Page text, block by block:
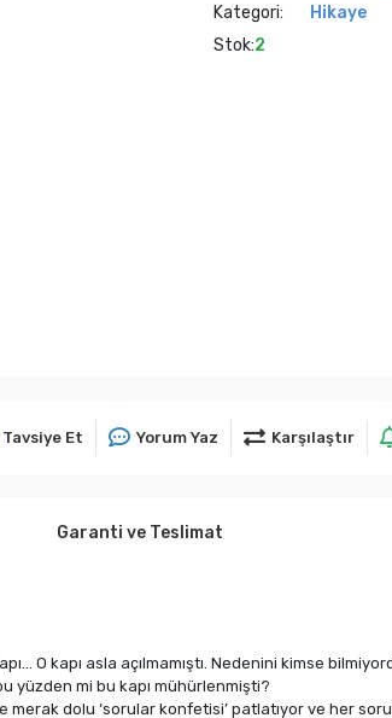
Kategori:
Hikaye
Stok:2
Tavsiye Et Yorum Yaz Karşılaştır
Garanti ve Teslimat
O kapı asla açılmamıştı. Nedenini kimse
yüzden mi bu kapı mühürlenmişti?
merak dolu ‘sorular konfetisi’ patlatıyor ve her